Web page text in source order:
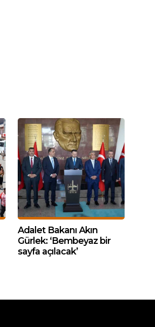
Adalet Bakanı Akın
Gürlek: ‘Bembeyaz bir
sayfa açılacak’